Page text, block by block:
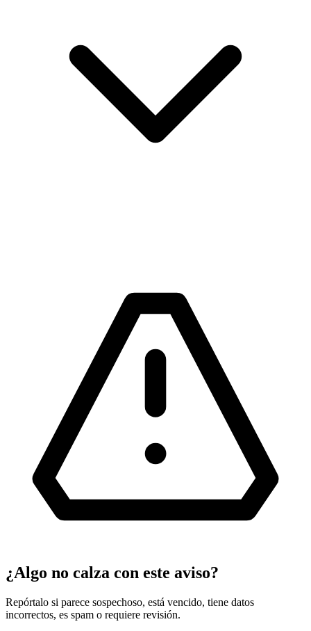
¿Algo no calza con este aviso?
Repórtalo si parece sospechoso, está vencido, tiene datos
incorrectos, es spam o requiere revisión.